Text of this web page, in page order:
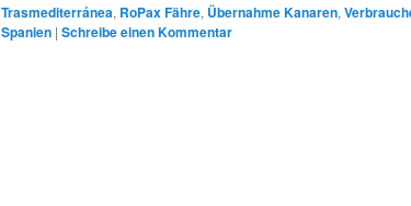
Trasmediterránea, RoPax Fähre, Übernahme Kanaren,
Spanien | Schreibe einen Kommentar